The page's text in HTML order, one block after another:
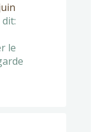
dit:
le